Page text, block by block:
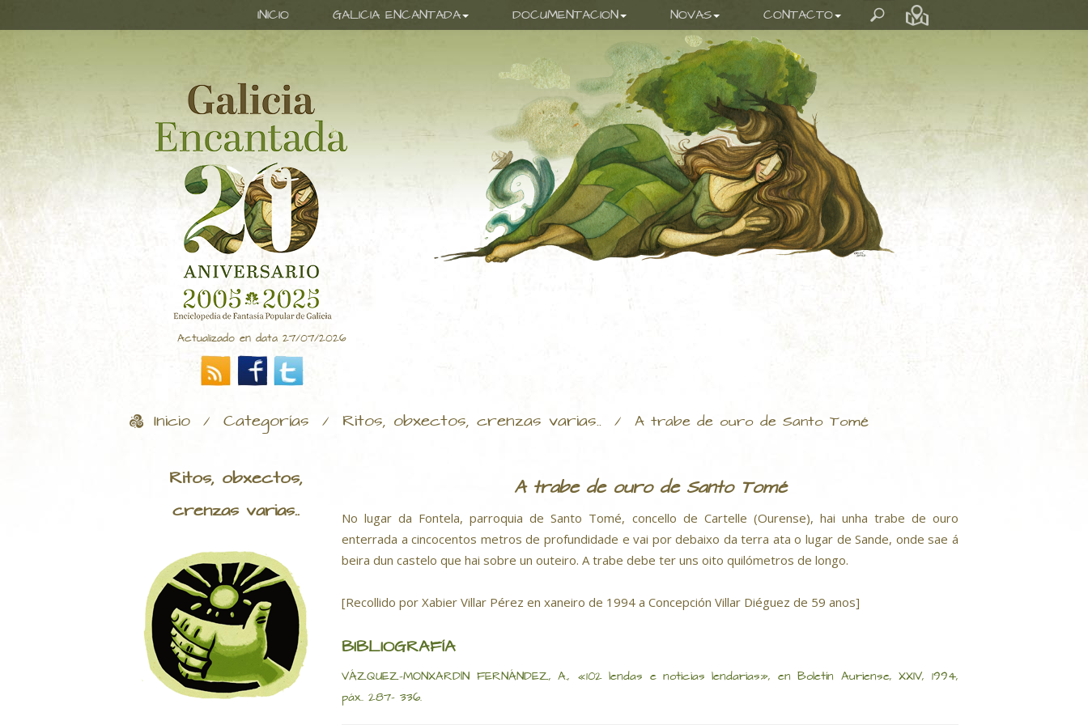
INICIO GALICIA ENCANTADA DOCUMENTACION NOVAS CONTACTO
Actualizado en data 27/07/2026
Inicio / Categorías / Ritos, obxectos, crenzas varias.. / A trabe de ouro de Santo Tomé
Ritos, obxectos,
crenzas varias..
A trabe de ouro de Santo Tomé
No lugar da Fontela, parroquia de Santo Tomé, concello de Cartelle (Ourense), hai unha trabe de ouro
enterrada a cincocentos metros de profundidade e vai por debaixo da terra ata o lugar de Sande, onde sae á
beira dun castelo que hai sobre un outeiro. A trabe debe ter uns oito quilómetros de longo.
[Recollido por Xabier Villar Pérez en xaneiro de 1994 a Concepción Villar Diéguez de 59 anos]
BIBLIOGRAFÍA
VÁZQUEZ-MONXARDÍN FERNÁNDEZ, A., «102 lendas e noticias lendarias», en Boletín Auriense, XXIV, 1994,
páx.. 287- 336.